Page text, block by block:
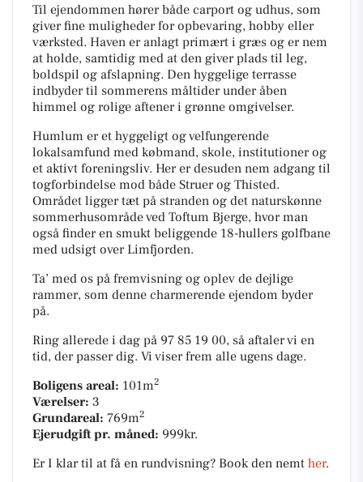
Til ejendommen hører både carport og udhus, som
giver fine muligheder for opbevaring, hobby eller
værksted. Haven er anlagt primært i græs og er nem
at holde, samtidig med at den giver plads til leg,
boldspil og afslapning. Den hyggelige terrasse
indbyder til sommerens måltider under åben
himmel og rolige aftener i grønne omgivelser.
Humlum er et hyggeligt og velfungerende
lokalsamfund med købmand, skole, institutioner og
et aktivt foreningsliv. Her er desuden nem adgang til
togforbindelse mod både Struer og Thisted.
Området ligger tæt på stranden og det naturskønne
sommerhusområde ved Toftum Bjerge, hvor man
også finder en smukt beliggende 18-hullers golfbane
med udsigt over Limfjorden.
Ta’ med os på fremvisning og oplev de dejlige
rammer, som denne charmerende ejendom byder
på.
Ring allerede i dag på 97 85 19 00, så aftaler vi en
tid, der passer dig. Vi viser frem alle ugens dage.
Boligens areal: 101m2
Værelser: 3
Grundareal: 769m2
Ejerudgift pr. måned: 999kr.
Er I klar til at få en rundvisning? Book den nemt her.